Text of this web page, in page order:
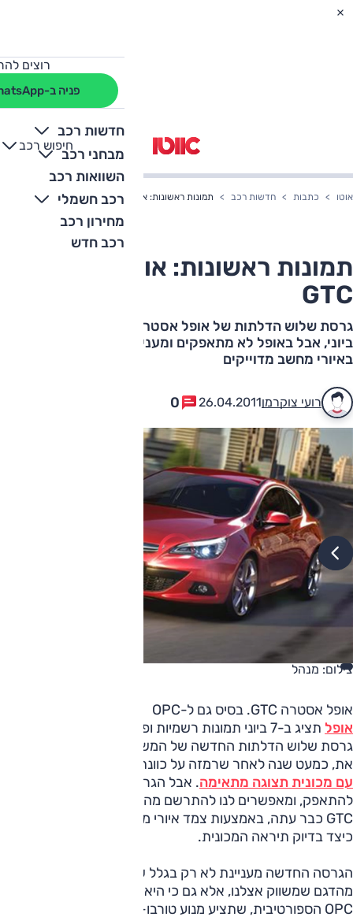
רוצים
פניה ב-WhatsApp
חדשות רכב
מבחני רכב
השוואות רכב
רכב חשמלי
מחירון רכב
רכב חדש
חיפוש רכב
+
-
אוטו כתבות חדשות רכב תמונות ראשונות: אופל אסטרה GTC
תמונות ראשונות: אופל אסטרה
GTC
ביוני, אבל באופל לא מתאפקים ומעניקים לנו הצצה ראשונה
באיורי מחשב מדוייקים
רועי צוקרמן26.04.2011
0
צילום: מנהל
אופל אסטרה GTC. בסיס גם ל-OPC
אופל
גרסת שלוש הדלתות החדשה של המשפחתית הקומפקטית.
זאת, כמעט שנה לאחר שרמזה על כוונתה לעשות כן
עם מכונית תצוגה מתאימה. אבל הגרמנים לא ממש מצליחים
להתאפק, ומאפשרים לנו להתרשם מהעיצוב של
GTC כבר עתה, באמצעות צמד איורי מחשב מדוייקים שממחישים
כיצד בדיוק תיראה המכונית.
הגרסה החדשה מעניינת לא רק בגלל שהיא עם מרכב שונה
מהדגם שמשווק אצלנו, אלא גם כי היא צפויה להפוך לגרסת ה-